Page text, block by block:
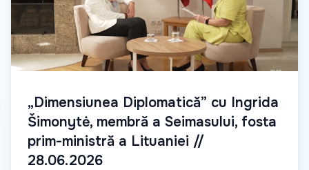
„Dimensiunea Diplomatică” cu Ingrida
Šimonytė, membră a Seimasului, fosta
prim-ministră a Lituaniei //
28.06.2026